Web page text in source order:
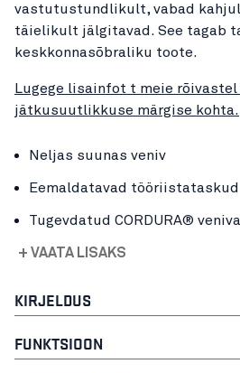
vastutustundlikult, vabad
täielikult jälgitavad. See tagab
keskkonnasõbraliku toote.
Lugege lisainfot t meie rõivastel
jätkusuutlikkuse märgise kohta.
Neljas suunas veniv
Eemaldatavad tööriistataskud
Tugevdatud CORDURA®
+ VAATA LISAKS
KIRJELDUS
FUNKTSIOON